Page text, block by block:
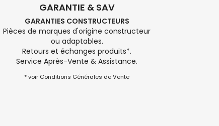
GARANTIE & SAV
GARANTIES CONSTRUCTEURS
Pièces de marques d'origine constructeur
ou adaptables.
Retours et échanges produits*.
Service Après-Vente & Assistance.
* voir Conditions Générales de Vente